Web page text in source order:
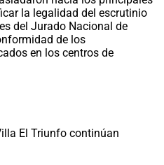
la legalidad del escrutinio
del Jurado Nacional de
de los
en los centros de